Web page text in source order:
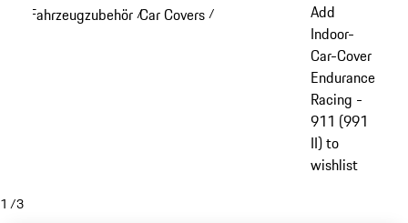
Fahrzeugzubehör /Car Covers /
Add
Indoor-
Car-Cover
Endurance
Racing -
911 (991
II) to
wishlist
1 /3